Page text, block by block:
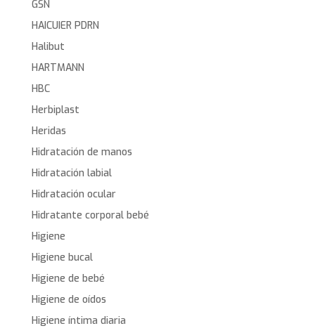
GSN
HAICUIER PDRN
Halibut
HARTMANN
HBC
Herbiplast
Heridas
Hidratación de manos
Hidratación labial
Hidratación ocular
Hidratante corporal bebé
Higiene
Higiene bucal
Higiene de bebé
Higiene de oídos
Higiene íntima diaria